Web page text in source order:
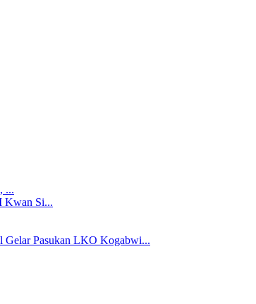
...
Kwan Si...
Pasukan LKO Kogabwi...